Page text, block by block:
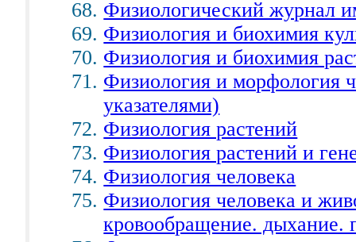
Физиологический журнал
Физиология и биохимия
Физиология и биохимия
Физиология и морфология
указателями)
Физиология растений
Физиология растений и
Физиология человека
Физиология человека и
кровообращение. дыхание.